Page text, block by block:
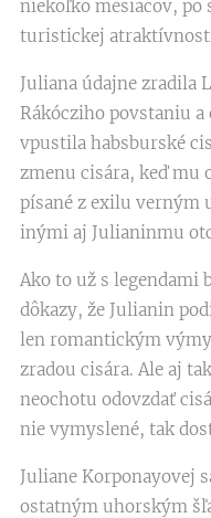
niekoľko mesiacov,
turistickej
Juliana údajne zradila
Rákócziho povstaniu
vpustila habsburské
zmenu cisára, keď mu
písané z exilu verným
inými aj Julianinmu
Ako to už s legendami
dôkazy, že Julianin
len romantickým
zradou cisára. Ale aj
neochotu odovzdať
nie vymyslené, tak
Juliane Korponayovej
ostatným uhorským